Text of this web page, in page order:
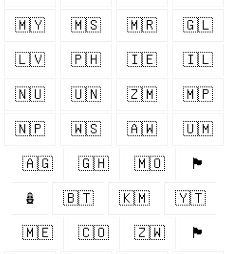
🇲🇾 🇲🇸 🇲🇷 🇬🇱
🇱🇻 🇵🇭 🇮🇪 🇮🇱
🇳🇺 🇺🇳 🇿🇲 🇲🇵
🇳🇵 🇼🇸 🇦🇼 🇺🇲
🇦🇬 🇬🇭 🇲🇴 🏴󠁧󠁢󠁥󠁮󠁧󠁿
🪆 🇧🇹 🇰🇲 🇾🇹
🇲🇪 🇨🇴 🇿🇼 🏴󠁧󠁢󠁳󠁣󠁴󠁿